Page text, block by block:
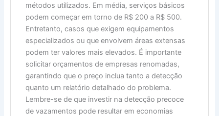
métodos utilizados. Em média, serviços básicos
podem começar em torno de R$ 200 a R$ 500.
Entretanto, casos que exigem equipamentos
especializados ou que envolvem áreas extensas
podem ter valores mais elevados. É importante
solicitar orçamentos de empresas renomadas,
garantindo que o preço inclua tanto a detecção
quanto um relatório detalhado do problema.
Lembre-se de que investir na detecção precoce
de vazamentos pode resultar em economias